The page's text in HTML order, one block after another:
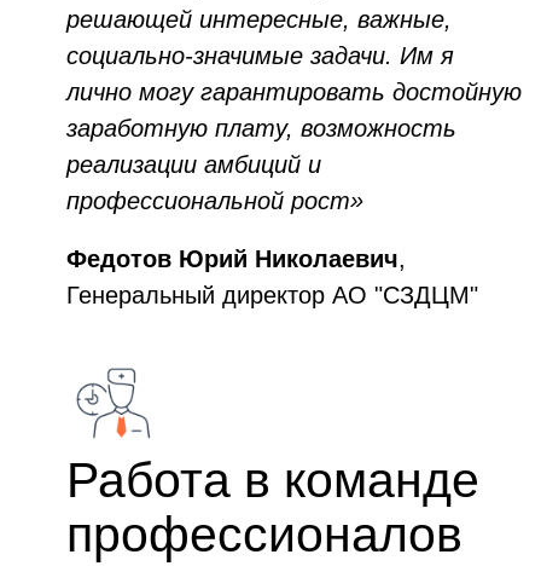
решающей интересные, важные,
социально-значимые задачи. Им я
лично могу гарантировать достойную
заработную плату, возможность
реализации амбиций и
профессиональной рост»
Федотов Юрий Николаевич,
Генеральный директор АО "СЗДЦМ"
Работа в команде
профессионалов